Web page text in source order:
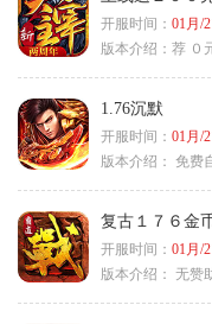
开服时间： 01月/
版本介绍： 荐 ０
1.76沉默
开服时间： 01月/
版本介绍： 免费
复古１７６金
开服时间： 01月/
版本介绍： 无赞